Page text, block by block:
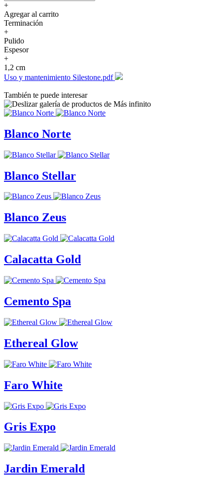
+
Agregar al carrito
Terminación
+
Pulido
Espesor
+
1,2 cm
Uso y mantenimiento Silestone.pdf
También te puede interesar
Blanco Norte
Blanco Stellar
Blanco Zeus
Calacatta Gold
Cemento Spa
Ethereal Glow
Faro White
Gris Expo
Jardin Emerald